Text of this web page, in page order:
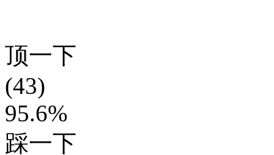
顶一下
(43)
95.6%
踩一下